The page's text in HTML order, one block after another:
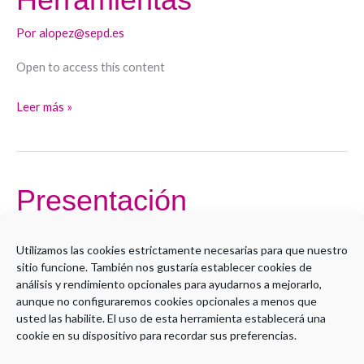
Utilizamos las cookies estrictamente necesarias para que nuestro
sitio funcione. También nos gustaría establecer cookies de
análisis y rendimiento opcionales para ayudarnos a mejorarlo,
aunque no configuraremos cookies opcionales a menos que
usted las habilite. El uso de esta herramienta establecerá una
cookie en su dispositivo para recordar sus preferencias.
Poralopez@sepd.es
Open to access this content
Leer más »
Presentación
Open to access this content
Presentación
Leer más »